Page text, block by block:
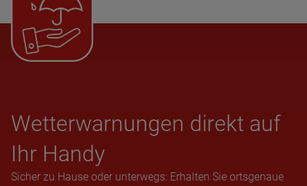
Wet­ter­war­nun­gen direkt auf
Ihr Handy
Sicher zu Hause oder unterwegs: Erhalten Sie ortsgenaue